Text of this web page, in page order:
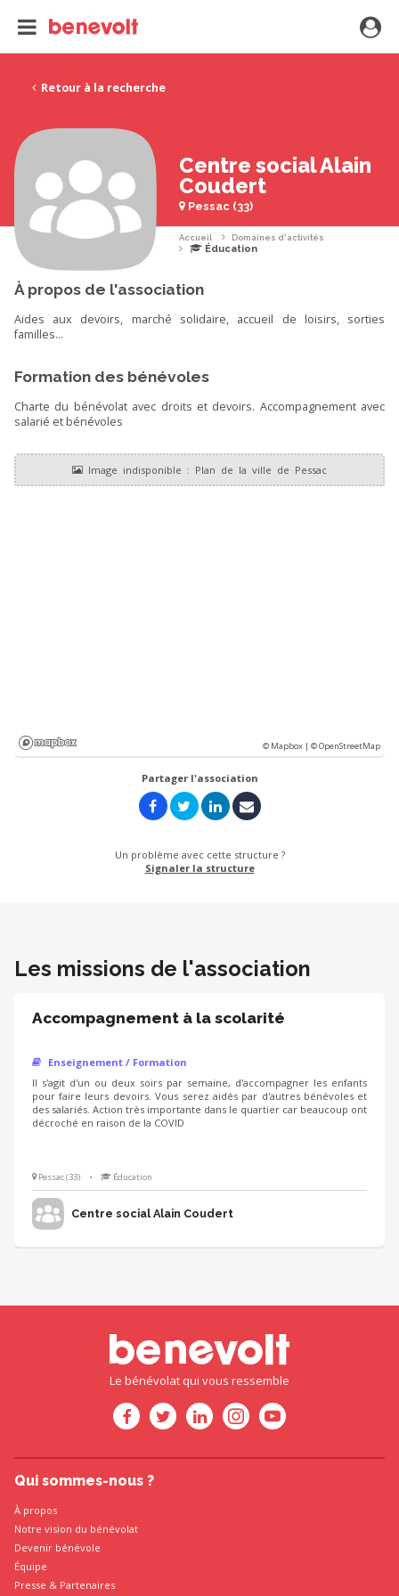
Retour à la recherche
Centre social Alain
Coudert
Pessac (33)
Accueil Domaines d'activités
Éducation
À propos de l'association
Aides aux devoirs, marché solidaire, accueil de loisirs, sorties
familles...
Formation des bénévoles
Charte du bénévolat avec droits et devoirs. Accompagnement avec
salarié et bénévoles
© Mapbox |© OpenStreetMap
Partager l'association
Un problème avec cette structure ?
Signaler la structure
Les missions de l'association
Accompagnement à la scolarité
Enseignement / Formation
Il s'agit d'un ou deux soirs par semaine, d'accompagner les enfants
pour faire leurs devoirs. Vous serez aidés par d'autres bénévoles et
des salariés. Action très importante dans le quartier car beaucoup ont
décroché en raison de la COVID
Pessac (33) • Éducation
Centre social Alain Coudert
Le bénévolat qui vous ressemble
Qui sommes-nous ?
À propos
Notre vision du bénévolat
Devenir bénévole
Équipe
Presse & Partenaires